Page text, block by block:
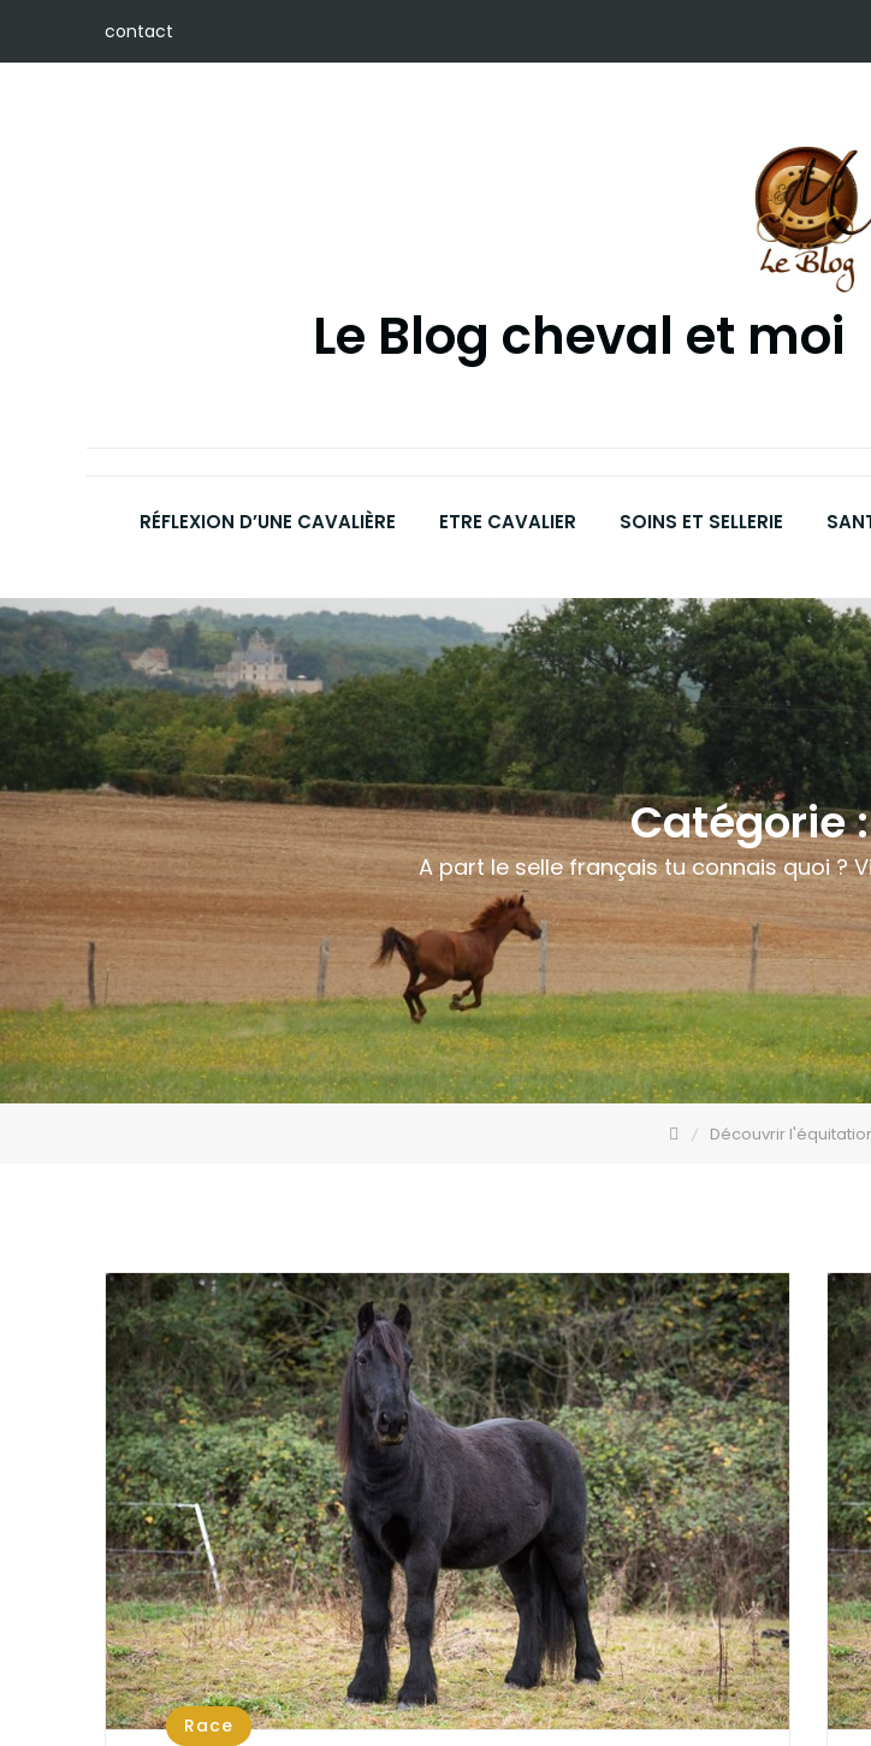
contact
Le Blog cheval et moi
RÉFLEXION D’UNE CAVALIÈRE ETRE CAVALIER SOINS ET SELLERIE
Catégorie
A part le selle français tu connais quoi ?
Découvrir
Race